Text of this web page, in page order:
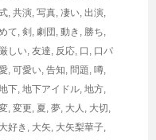
, 共演, 写真, 凄い, 出演,
て, 剣 , 劇団 , 動き , 勝ち,
厳しい, 友達, 反応, 口 , 口パ
, 可愛い, 告知, 問題, 噂,
下, 地下アイドル, 地方,
, 変更, 夏, 夢, 大人 , 大切,
大好き , 大矢, 大矢梨華子,